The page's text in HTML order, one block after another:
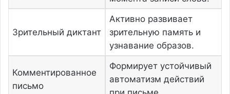
Зрительный диктант
Активно развивает
зрительную память и
узнавание образов.
Комментированное
письмо
Формирует устойчивый
автоматизм действий